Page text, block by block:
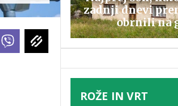
zadnji dnevi
obrnili na
ROŽE IN VRT